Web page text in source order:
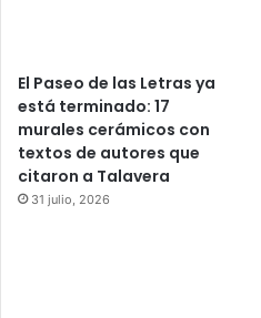
El Paseo de las Letras ya
está terminado: 17
murales cerámicos con
textos de autores que
citaron a Talavera
31 julio, 2026